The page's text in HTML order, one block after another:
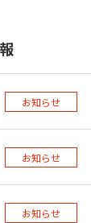
お知らせ
お知らせ
お知らせ